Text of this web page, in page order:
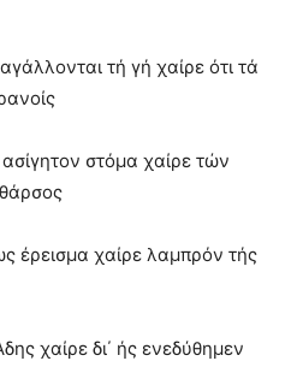
τή γή χαίρε ότι τά
στόμα χαίρε τών
έρεισμα χαίρε λαμπρόν τής
χαίρε δι΄ ής ενεδύθημεν